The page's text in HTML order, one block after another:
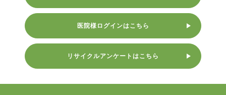
医院様ログインはこちら
リサイクルアンケートはこちら